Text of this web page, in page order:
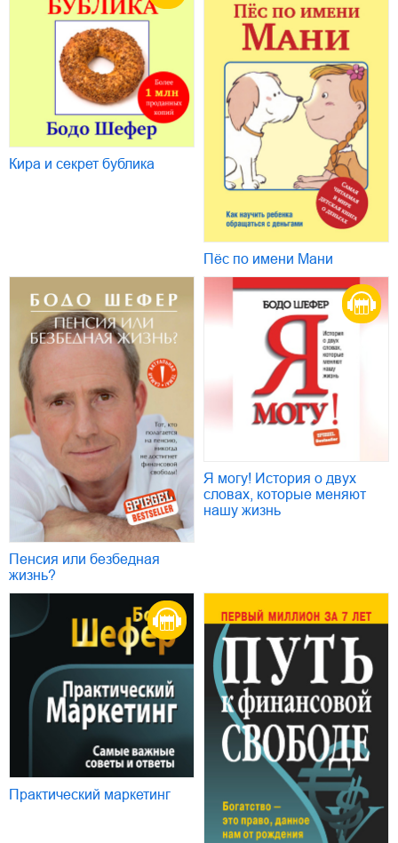
Кира и секрет бублика
Пёс по имени Мани
Пенсия или безбедная
жизнь?
Я могу! История о двух
словах, которые меняют
нашу жизнь
Практический маркетинг